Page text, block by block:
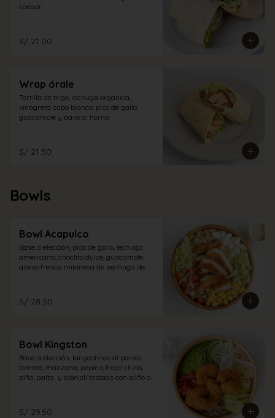
caesar.
S/ 21.00
Wrap órale
Tortilla de trigo, lechuga orgánica,
vinagreta cabo blanco, pico de gallo,
guacamole y pavo al horno.
S/ 21.50
Bowls
Bowl Acapulco
Base a elección, pico de gallo, lechuga
americana, choclito dulce, guacamole,
queso fresco, milanesa de pechuga de
S/ 28.50
Bowl Kingston
Base a elección, langostinos al panko,
tomate, manzana, pepino, frejol chino,
piña, palta  y ajonjolí tostado con aliño a
S/ 29.50